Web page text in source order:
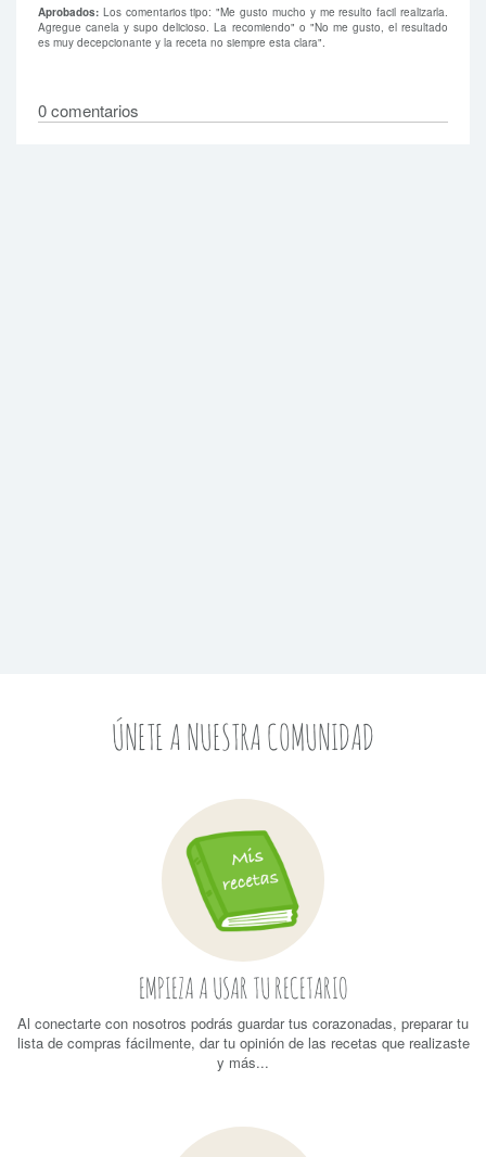
Aprobados: Los comentarios tipo: "Me gusto mucho y me resulto facil realizarla.
Agregue canela y supo delicioso. La recomiendo" o "No me gusto, el resultado
es muy decepcionante y la receta no siempre esta clara".
0 comentarios
ÚNETE A NUESTRA COMUNIDAD
EMPIEZA A USAR TU RECETARIO
Al conectarte con nosotros podrás guardar tus corazonadas, preparar tu
lista de compras fácilmente, dar tu opinión de las recetas que realizaste
y más...